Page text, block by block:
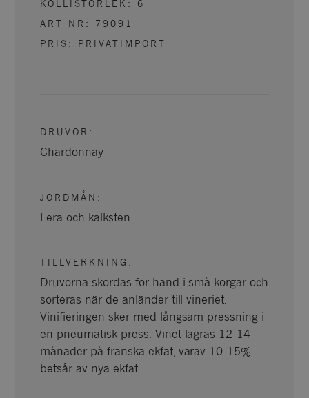
KOLLISTORLEK: 6
ART NR: 79091
PRIS: PRIVATIMPORT
DRUVOR :
Chardonnay
JORDMÅN :
Lera och kalksten.
TILLVERKNING :
Druvorna skördas för hand i små korgar och
sorteras när de anländer till vineriet.
Vinifieringen sker med långsam pressning i
en pneumatisk press. Vinet lagras 12-14
månader på franska ekfat, varav 10-15%
betsår av nya ekfat.